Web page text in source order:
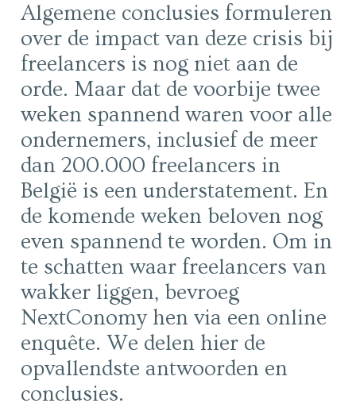
Algemene conclusies formuleren
over de impact van deze crisis bij
freelancers is nog niet aan de
orde. Maar dat de voorbije twee
weken spannend waren voor alle
ondernemers, inclusief de meer
dan 200.000 freelancers in
België is een understatement. En
de komende weken beloven nog
even spannend te worden. Om in
te schatten waar freelancers van
wakker liggen, bevroeg
NextConomy hen via een online
enquête. We delen hier de
opvallendste antwoorden en
conclusies.